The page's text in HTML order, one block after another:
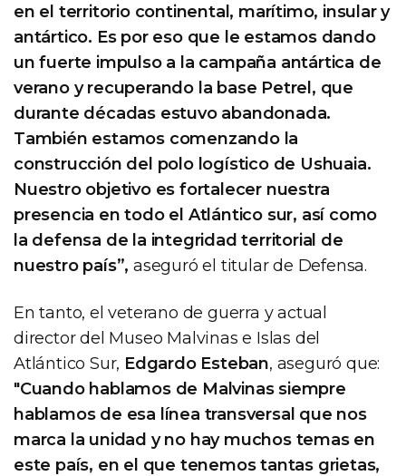
en el territorio continental, marítimo, insular y
antártico. Es por eso que le estamos dando
un fuerte impulso a la campaña antártica de
verano y recuperando la base Petrel, que
durante décadas estuvo abandonada.
También estamos comenzando la
construcción del polo logístico de Ushuaia.
Nuestro objetivo es fortalecer nuestra
presencia en todo el Atlántico sur, así como
la defensa de la integridad territorial de
nuestro país”, aseguró el titular de Defensa.
En tanto, el veterano de guerra y actual
director del Museo Malvinas e Islas del
Atlántico Sur, Edgardo Esteban, aseguró que:
"Cuando hablamos de Malvinas siempre
hablamos de esa línea transversal que nos
marca la unidad y no hay muchos temas en
este país, en el que tenemos tantas grietas,